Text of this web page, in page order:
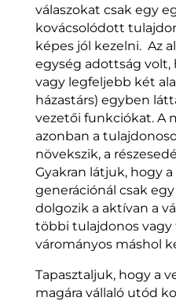
válaszokat csak egy
kovácsolódott
képes jól kezelni. Az
egység adottság volt,
vagy legfeljebb két
házastárs) egyben
vezetői funkciókat. A
azonban a
növekszik, a
Gyakran látjuk, hogy
generációnál csak
dolgozik a aktívan a
többi tulajdonos vagy
várományos máshol
Tapasztaljuk, hogy a
magára vállaló utód